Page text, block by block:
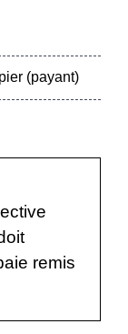
(payant)
remis